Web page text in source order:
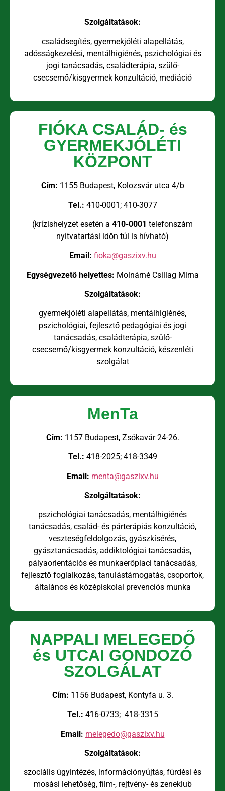
Szolgáltatások:
családsegítés, gyermekjóléti alapellátás,
adósságkezelési, mentálhigiénés, pszichológiai és
jogi tanácsadás, családterápia, szülő-
csecsemő/kisgyermek konzultáció, mediáció
FIÓKA CSALÁD- és
GYERMEKJÓLÉTI
KÖZPONT
Cím: 1155 Budapest, Kolozsvár utca 4/b
Tel.: 410-0001; 410-3077
(krízishelyzet esetén a 410-0001 telefonszám
nyitvatartási időn túl is hívható)
Email: fioka@gaszixv.hu
Egységvezető helyettes: Molnárné Csillag Mirna
Szolgáltatások:
gyermekjóléti alapellátás, mentálhigiénés,
pszichológiai, fejlesztő pedagógiai és jogi
tanácsadás, családterápia, szülő-
csecsemő/kisgyermek konzultáció, készenléti
szolgálat
MenTa
Cím: 1157 Budapest, Zsókavár 24-26.
Tel.: 418-2025; 418-3349
Email: menta@gaszixv.hu
Szolgáltatások:
pszichológiai tanácsadás, mentálhigiénés
tanácsadás, család- és párterápiás konzultáció,
veszteségfeldolgozás, gyászkísérés,
gyásztanácsadás, addiktológiai tanácsadás,
pályaorientációs és munkaerőpiaci tanácsadás,
fejlesztő foglalkozás, tanulástámogatás, csoportok,
általános és középiskolai prevenciós munka
NAPPALI MELEGEDŐ
és UTCAI GONDOZÓ
SZOLGÁLAT
Cím: 1156 Budapest, Kontyfa u. 3.
Tel.: 416-0733; 418-3315
Email: melegedo@gaszixv.hu
Szolgáltatások:
szociális ügyintézés, információnyújtás, fürdési és
mosási lehetőség, film-, rejtvény- és zeneklub